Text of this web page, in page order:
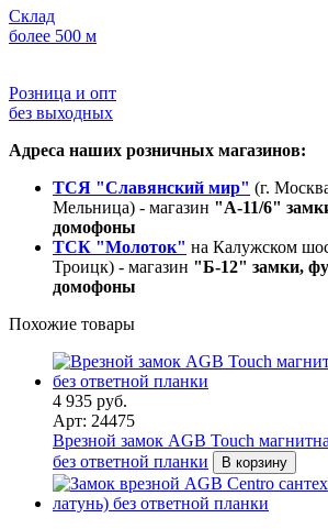
Склад
более 500 м
Розница и опт
без выходных
Адреса наших розничных магазинов:
ТСЯ "Славянский мир" (г.
Мельница) - магазин "А-11/6"
домофоны
ТСК "Молоток" на Калужском
Троицк) - магазин "Б-12" замки,
домофоны
Похожие товары
4 935 руб.
Арт: 24475
Врезной замок AGB Touch
без ответной планки
В корзину